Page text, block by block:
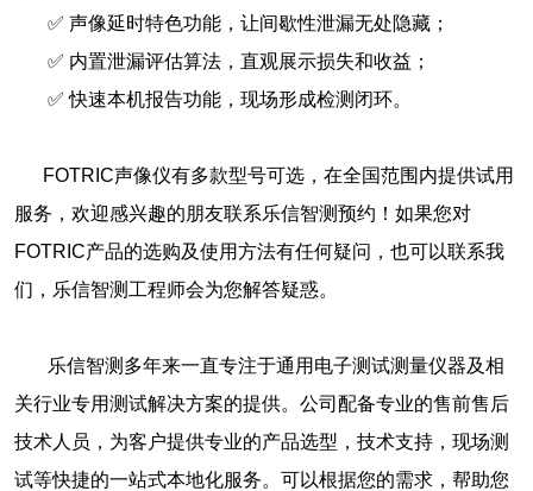
✅ 声像延时特色功能，让间歇性泄漏无处隐藏；
✅ 内置泄漏评估算法，直观展示损失和收益；
✅ 快速本机报告功能，现场形成检测闭环。
FOTRIC声像仪有多款型号可选，在全国范围内提供试用
服务，欢迎感兴趣的朋友联系乐信智测预约！如果您对
FOTRIC产品的选购及使用方法有任何疑问，也可以联系我
们，乐信智测工程师会为您解答疑惑。
乐信智测多年来一直专注于通用电子测试测量仪器及相
关行业专用测试解决方案的提供。公司配备专业的售前售后
技术人员，为客户提供专业的产品选型，技术支持，现场测
试等快捷的一站式本地化服务。可以根据您的需求，帮助您